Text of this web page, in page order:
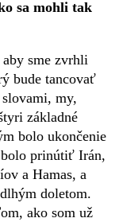
sa mohli tak
sme zvrhli
bude tancovať
my,
základné
bolo ukončenie
bolo prinútiť Irán,
a Hamas, a
doletom.
ako som už